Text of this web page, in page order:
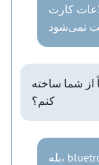
کارت
از شما ساخته
کنم؟
بله، bluetronix همچنین یک سرویس کامل ارائه